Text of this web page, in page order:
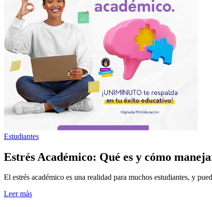
Estudiantes
Estrés Académico: Qué es y cómo
El estrés académico es una realidad para muchos estudiantes, y
Leer más